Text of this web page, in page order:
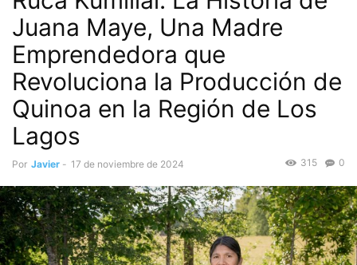
Juana Maye, Una Madre
Emprendedora que
Revoluciona la Producción de
Quinoa en la Región de Los
Lagos
Por Javier - 17 de noviembre de 2024 0
315